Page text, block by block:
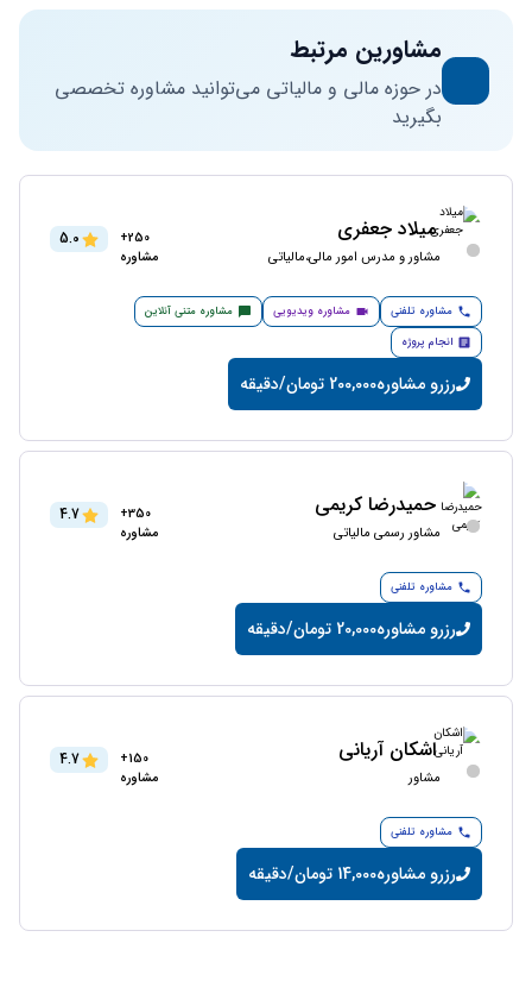
مشاورین مرتبط
در حوزه مالی و مالیاتی می‌توانید مشاوره تخصصی
بگیرید
میلاد جعفری
مشاور و مدرس امور مالی،مالیاتی
250+
مشاوره
5.0
مشاوره تلفنی مشاوره ویدیویی
مشاوره متنی آنلاین
انجام پروژه
رزرو مشاوره200,000 تومان/دقیقه
حمیدرضا کریمی
مشاور رسمی مالیاتی
350+
مشاوره
4.7
مشاوره تلفنی
رزرو مشاوره20,000 تومان/دقیقه
اشکان آریانی
مشاور
150+
مشاوره
4.7
مشاوره تلفنی
رزرو مشاوره14,000 تومان/دقیقه